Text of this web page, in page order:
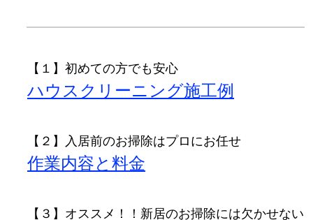
【１】初めての方でも安心
ハウスクリーニング施工例
【２】入居前のお掃除はプロにお任せ
作業内容と料金
【３】オススメ！！新居のお掃除には欠かせない